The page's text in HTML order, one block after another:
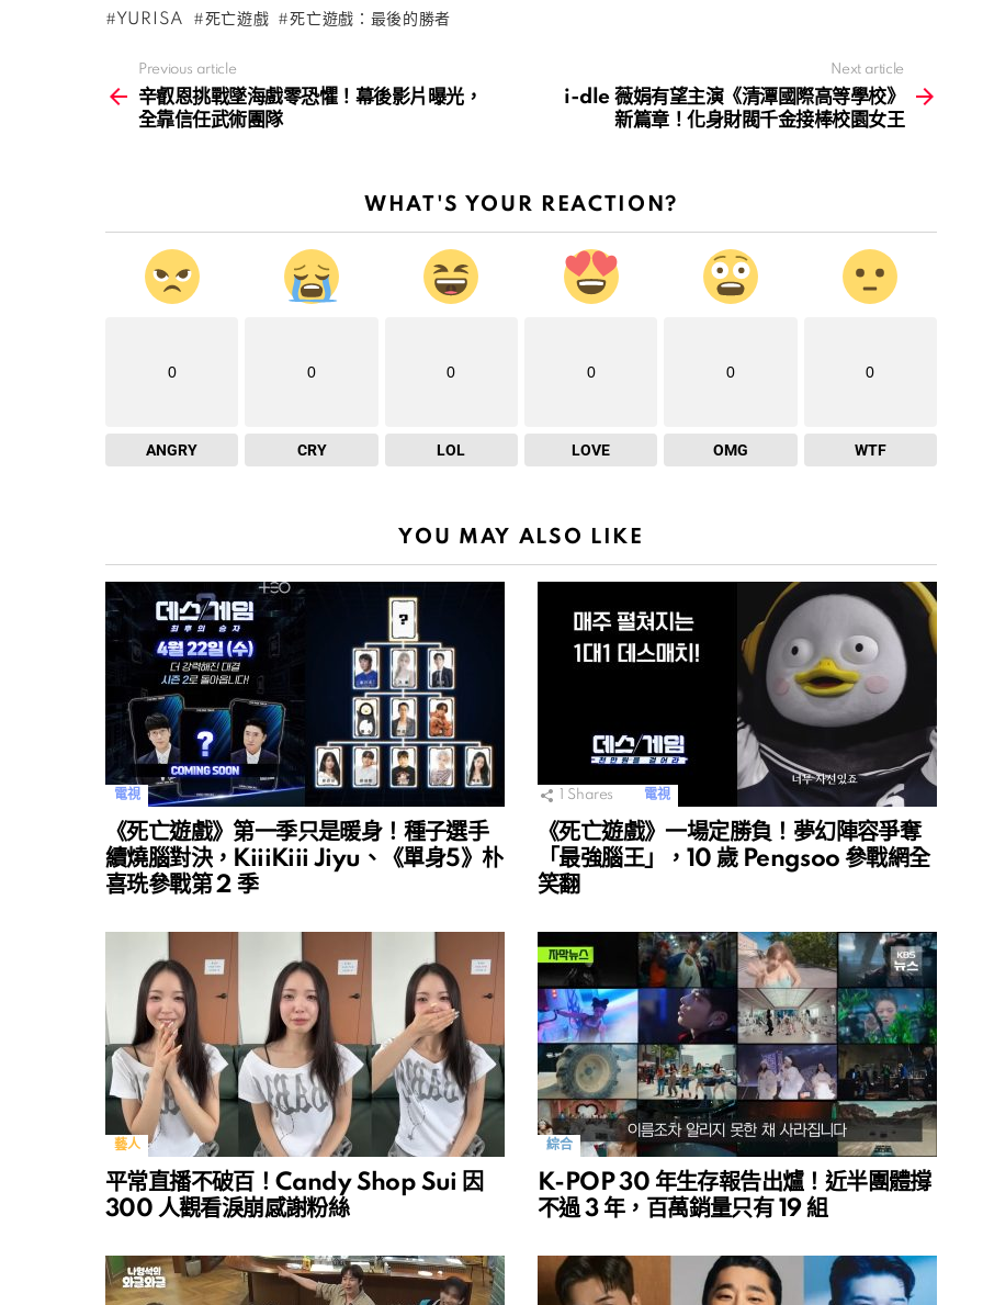
YURISA 死亡遊戲 死亡遊戲：最後的勝者
more
Previous article
辛叡恩挑戰墜海戲零恐懼！幕後影片曝光，
全靠信任武術團隊
Next article
i-dle 薇娟有望主演《清潭國際高等學校》
新篇章！化身財閥千金接棒校園女王
WHAT'S YOUR REACTION?
0
ANGRY
0
CRY
0
LOL
0
LOVE
0
OMG
0
WTF
YOU MAY ALSO LIKE
電視
《死亡遊戲》第一季只是暖身！種子選手
續燒腦對決，KiiiKiii Jiyu、《單身5》朴
喜珗參戰第 2 季
Shares 電視
《死亡遊戲》一場定勝負！夢幻陣容爭奪
「最強腦王」，10 歲 Pengsoo 參戰網全
笑翻
藝人
平常直播不破百！Candy Shop Sui 因
300 人觀看淚崩感謝粉絲
綜合
K-POP 30 年生存報告出爐！近半團體撐
不過 3 年，百萬銷量只有 19 組